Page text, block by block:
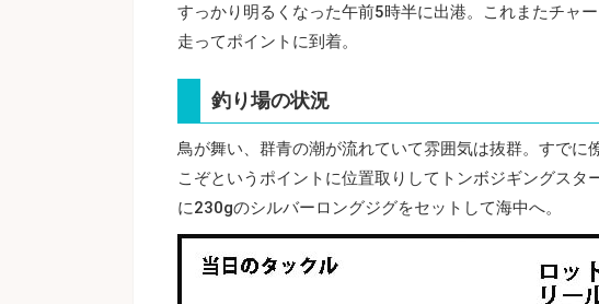
すっかり明るくなった午前5時半に出港。これまたチャ
走ってポイントに到着。
釣り場の状況
鳥が舞い、群青の潮が流れていて雰囲気は抜群。すでに
こぞというポイントに位置取りしてトンボジギングス
に230gのシルバーロングジグをセットして海中へ。